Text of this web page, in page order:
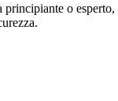
o esperto,